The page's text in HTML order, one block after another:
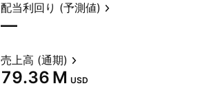
配当利回り (予測値)
—
売上高 (通期)
‪79.36 M‬ USD